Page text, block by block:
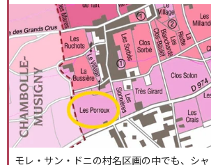
モレ・サン・ドニの村名区画の中でも、シ